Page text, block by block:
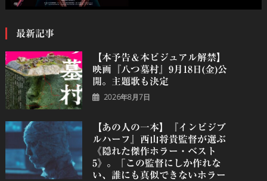
最新記事
【本予告＆本ビジュアル解禁】
映画『八つ墓村』9月18日(金)公
開。主題歌も決定
2026年8月7日
【あの人の一本】『インビジブ
ルハーフ』⻄⼭将貴監督が選ぶ
《隠れた傑作ホラー・ベスト
5》。「この監督にしか作れな
い、誰にも真似できないホラー